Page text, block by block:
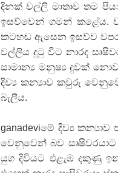
දිනක් වල්ලි මාතාව තම
ඉසව්වෙන් ගමන් කළේය.
කටහඬ ඇසෙන ඉසව්ව
වල්ලිය දුටු විට නාරද
සාමාන්‍ය මනුෂ්‍ය දුවක්
දිව්‍ය කන්‍යාව කවුරු
බැලීය.
ganadeviමේ දිව්‍ය
වෙනුවෙන් බව
යුග දිවියට එළැඹ දකුණු